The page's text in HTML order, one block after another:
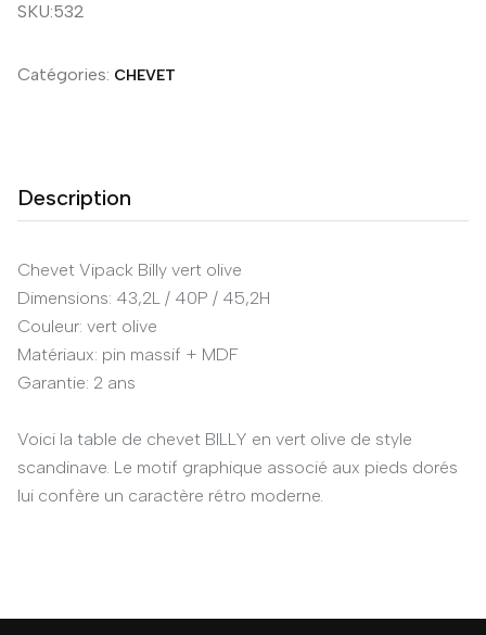
SKU:532
Catégories: CHEVET
Description
Chevet Vipack Billy vert olive
Dimensions: 43,2L / 40P / 45,2H
Couleur: vert olive
Matériaux: pin massif + MDF
Garantie: 2 ans
Voici la table de chevet BILLY en vert olive de style
scandinave. Le motif graphique associé aux pieds dorés
lui confère un caractère rétro moderne.